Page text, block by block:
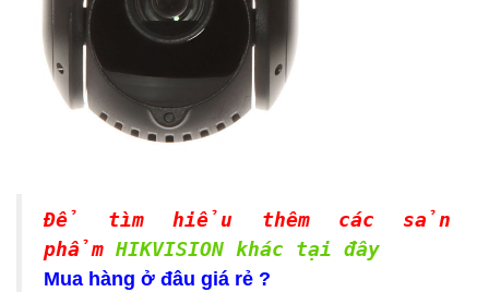
Để tìm hiểu thêm các sản
phẩm HIKVISION khác tại đây
Mua hàng ở đâu giá rẻ ?